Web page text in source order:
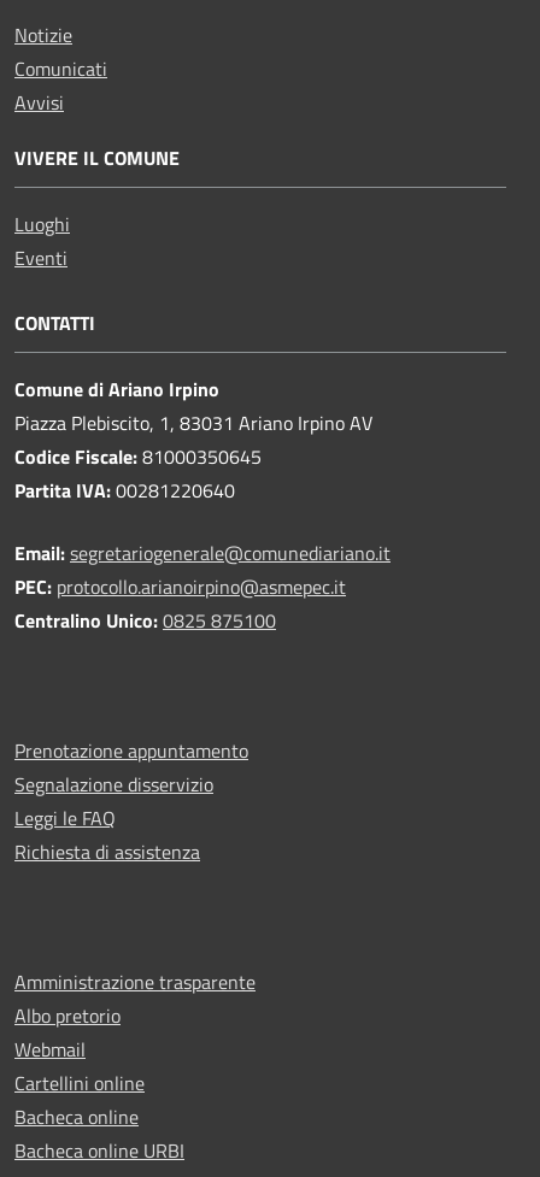
Notizie
Comunicati
Avvisi
VIVERE IL COMUNE
Luoghi
Eventi
CONTATTI
Comune di Ariano Irpino
Piazza Plebiscito, 1, 83031 Ariano Irpino AV
Codice Fiscale:81000350645
Partita IVA:00281220640
Email:segretariogenerale@comunediariano.it
PEC: protocollo.arianoirpino@asmepec.it
Centralino Unico:0825 875100
Prenotazione appuntamento
Segnalazione disservizio
Leggi le FAQ
Richiesta di assistenza
Amministrazione trasparente
Albo pretorio
Webmail
Cartellini online
Bacheca online
Bacheca online URBI